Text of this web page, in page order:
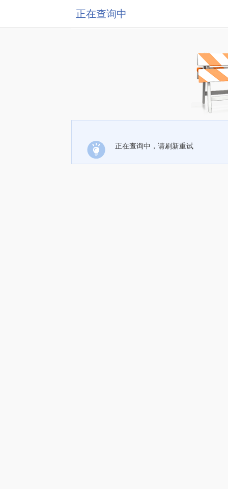
正在查询中
正在查询中，请刷新重试